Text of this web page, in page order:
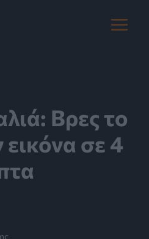
Main
Βρες το
σε 4